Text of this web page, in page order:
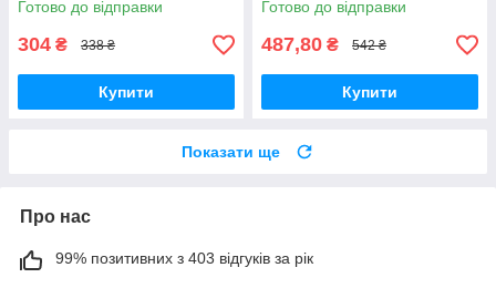
Готово до відправки
304 ₴ 338 ₴
Купити
Готово до відправки
487,80 ₴ 542 ₴
Купити
Показати ще
Про нас
99% позитивних з 403 відгуків за рік